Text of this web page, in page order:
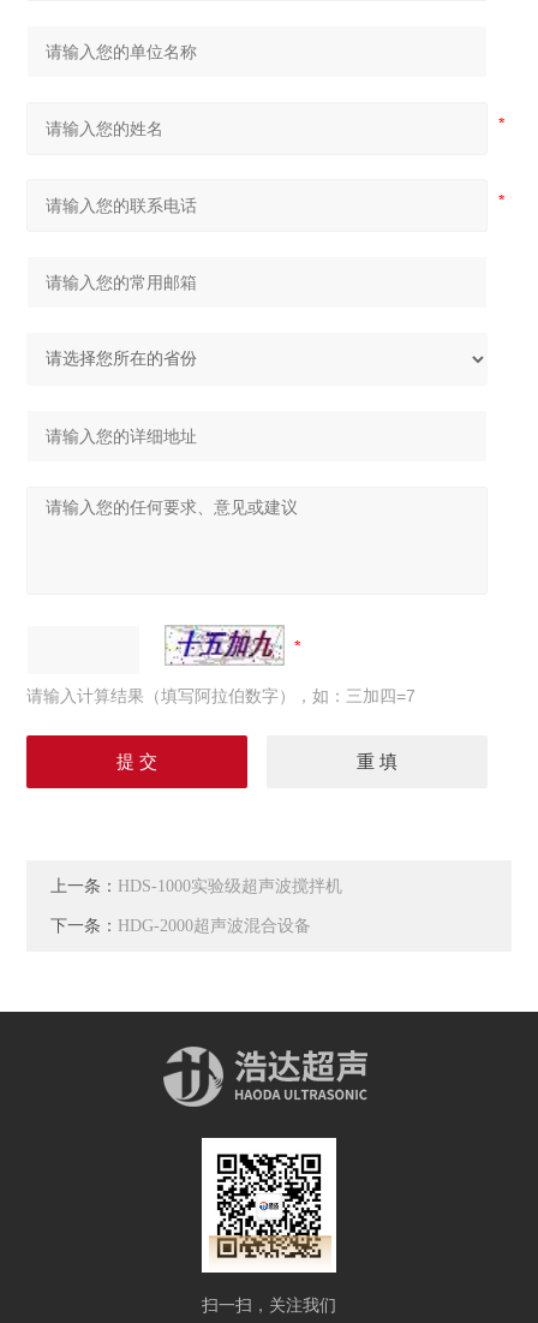
请输入计算结果（填写阿拉伯数字），如：三加四=7
上一条： HDS-1000实验级超声波搅拌机
下一条： HDG-2000超声波混合设备
扫一扫，关注我们